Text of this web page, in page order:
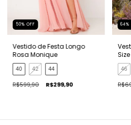
50% OFF
Vestido de Festa Longo
Rosa Monique
40 42 44
R$599,90 R$299,90
64%
46